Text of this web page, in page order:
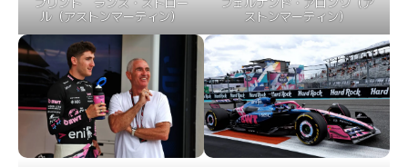
ル（アストンマーティン） ストンマーティン）